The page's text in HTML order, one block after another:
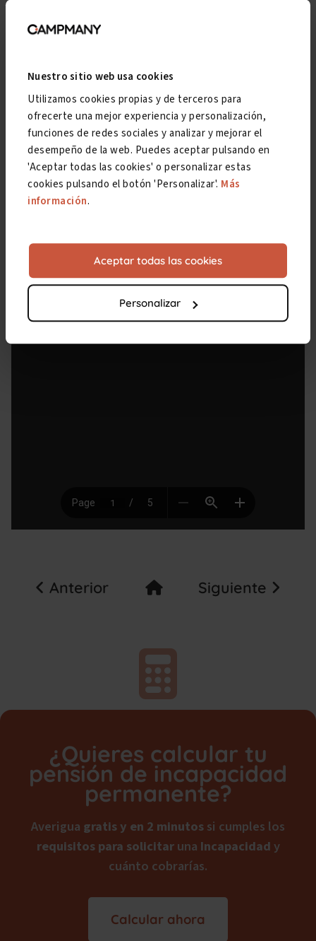
Nuestro sitio web usa cookies
Utilizamos cookies propias y de terceros para
ofrecerte una mejor experiencia y personalización,
funciones de redes sociales y analizar y mejorar el
desempeño de la web. Puedes aceptar pulsando en
'Aceptar todas las cookies' o personalizar estas
cookies pulsando el botón 'Personalizar'. Más
información.
Aceptar todas las cookies
Personalizar
Invalidez.
aquí:
Ver sentencia Descargar
Anterior Siguiente
¿Quieres calcular tu
pensión de incapacidad
permanente?
Averigua gratis y en 2 minutossi cumples los
requisitos para solicitaruna Incapacidady
cuánto cobrarías.
Calcular ahora